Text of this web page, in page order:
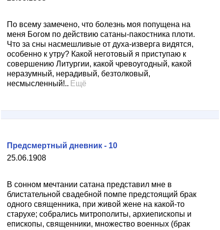
По всему замечено, что болезнь моя попущена на
меня Богом по действию сатаны-пакостника плоти.
Что за сны насмешливые от духа-изверга видятся,
особенно к утру? Какой неготовый я приступаю к
совершению Литургии, какой чревоугодный, какой
неразумный, нерадивый, безтолковый,
несмысленный!.. Ещё
25.06.1908
Предсмертный дневник - 10
В сонном мечтании сатана представил мне в
блистательной свадебной помпе предстоящий брак
одного священника, при живой жене на какой-то
старухе; собрались митрополиты, архиепископы и
епископы, священники, множество военных (брак